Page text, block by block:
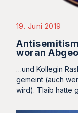
19. Juni 2019
woran
…und Kollegin
gemeint (auch
wird). Tlaib hatte